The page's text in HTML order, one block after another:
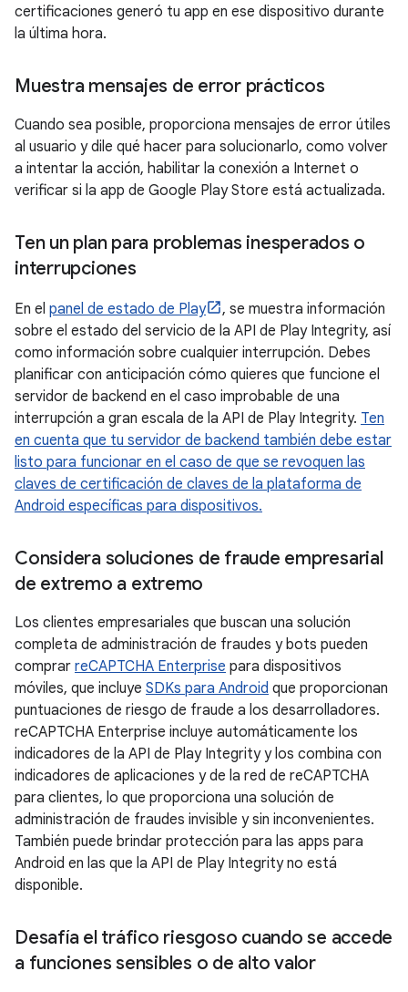
certificaciones generó tu app en ese dispositivo durante
la última hora.
Muestra mensajes de error prácticos
Cuando sea posible, proporciona mensajes de error útiles
al usuario y dile qué hacer para solucionarlo, como volver
a intentar la acción, habilitar la conexión a Internet o
verificar si la app de Google Play Store está actualizada.
Ten un plan para problemas inesperados o
interrupciones
En el panel de estado de Play
, se muestra información
sobre el estado del servicio de la API de Play Integrity, así
como información sobre cualquier interrupción. Debes
planificar con anticipación cómo quieres que funcione el
servidor de backend en el caso improbable de una
interrupción a gran escala de la API de Play Integrity. Ten
en cuenta que tu servidor de backend también debe estar
listo para funcionar en el caso de que se revoquen las
claves de certificación de claves de la plataforma de
Android específicas para dispositivos.
Considera soluciones de fraude empresarial
de extremo a extremo
Los clientes empresariales que buscan una solución
completa de administración de fraudes y bots pueden
comprar reCAPTCHA Enterprise para dispositivos
móviles, que incluye SDKs para Android que proporcionan
puntuaciones de riesgo de fraude a los desarrolladores.
reCAPTCHA Enterprise incluye automáticamente los
indicadores de la API de Play Integrity y los combina con
indicadores de aplicaciones y de la red de reCAPTCHA
para clientes, lo que proporciona una solución de
administración de fraudes invisible y sin inconvenientes.
También puede brindar protección para las apps para
Android en las que la API de Play Integrity no está
disponible.
Desafía el tráfico riesgoso cuando se accede
a funciones sensibles o de alto valor